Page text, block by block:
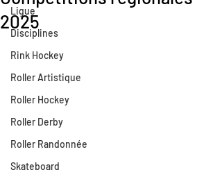
Ligue
Disciplines
Rink Hockey
Roller Artistique
Roller Hockey
Roller Derby
Roller Randonnée
Skateboard
2025